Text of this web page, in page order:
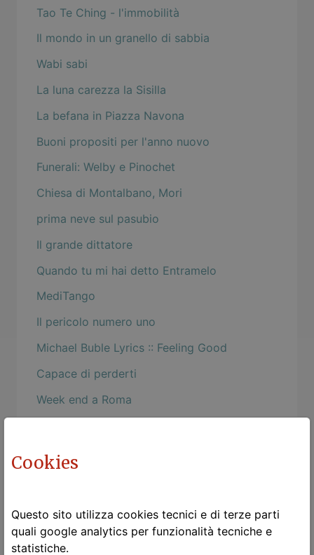
Tao Te Ching - l'immobilità
Il mondo in un granello di sabbia
Wabi sabi
La luna carezza la Sisilla
La befana in Piazza Navona
Buoni propositi per l'anno nuovo
Funerali: Welby e Pinochet
Chiesa di Montalbano, Mori
prima neve sul pasubio
Il grande dittatore
Quando tu mi hai detto Entramelo
MediTango
Il pericolo numero uno
Michael Buble Lyrics :: Feeling Good
Capace di perderti
Week end a Roma
Rinascere
La poesia e la testa
Cookies
Questo sito utilizza cookies tecnici e di terze parti
quali google analytics per funzionalità tecniche e
statistiche.